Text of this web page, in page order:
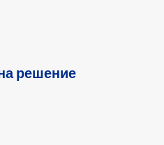
решение